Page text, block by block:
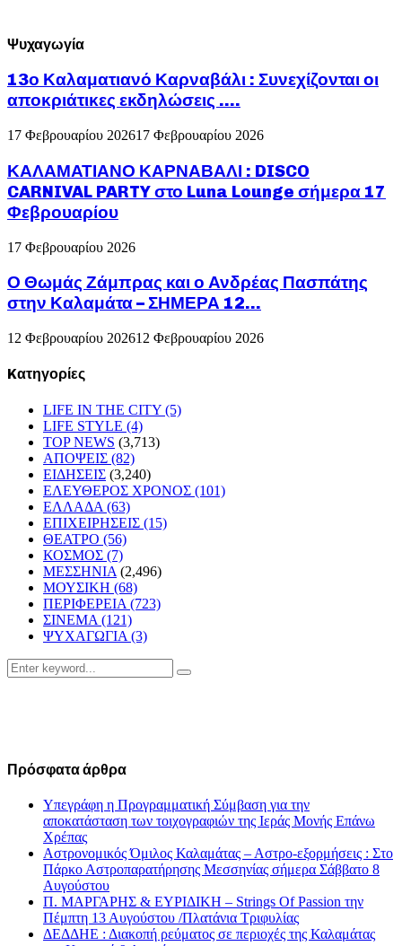
Ψυχαγωγία
13ο Καλαματιανό Καρναβάλι : Συνεχίζονται οι
αποκριάτικες εκδηλώσεις ….
17 Φεβρουαρίου 202617 Φεβρουαρίου 2026
ΚΑΛΑΜΑΤΙΑΝΟ ΚΑΡΝΑΒΑΛΙ : DISCO
CARNIVAL PARTY στο Luna Lounge σήμερα 17
Φεβρουαρίου
17 Φεβρουαρίου 2026
Ο Θωμάς Ζάμπρας και ο Ανδρέας Πασπάτης
στην Καλαμάτα – ΣΗΜΕΡΑ 12...
12 Φεβρουαρίου 202612 Φεβρουαρίου 2026
Kατηγορίες
LIFE IN THE CITY (5)
LIFE STYLE (4)
TOP NEWS (3,713)
ΑΠΟΨΕΙΣ (82)
ΕΙΔΗΣΕΙΣ (3,240)
ΕΛΕΥΘΕΡΟΣ ΧΡΟΝΟΣ (101)
ΕΛΛΑΔΑ (63)
ΕΠΙΧΕΙΡΗΣΕΙΣ (15)
ΘΕΑΤΡΟ (56)
ΚΟΣΜΟΣ (7)
ΜΕΣΣΗΝΙΑ (2,496)
ΜΟΥΣΙΚΗ (68)
ΠΕΡΙΦΕΡΕΙΑ (723)
ΣΙΝΕΜΑ (121)
ΨΥΧΑΓΩΓΙΑ (3)
Search
for:
Search
Πρόσφατα άρθρα
Υπεγράφη η Προγραμματική Σύμβαση για την
αποκατάσταση των τοιχογραφιών της Ιεράς Μονής Επάνω
Χρέπας
Αστρονομικός Όμιλος Καλαμάτας – Αστρο-εξορμήσεις : Στο
Πάρκο Αστροπαρατήρησης Μεσσηνίας σήμερα Σάββατο 8
Αυγούστου
Π. ΜΑΡΓΑΡΗΣ & ΕΥΡΙΔΙΚΗ – Strings Of Passion την
Πέμπτη 13 Αυγούστου /Πλατάνια Τριφυλίας
ΔΕΔΔΗΕ : Διακοπή ρεύματος σε περιοχές της Καλαμάτας